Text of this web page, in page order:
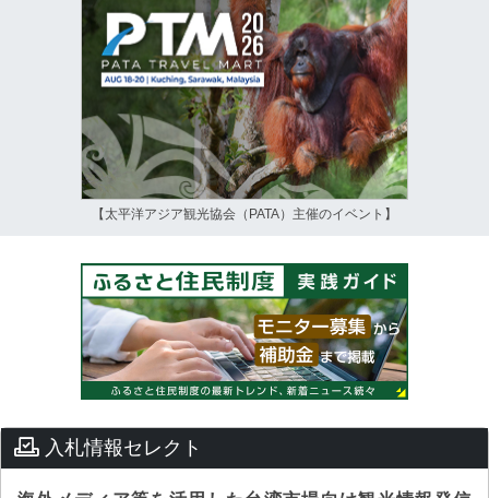
【太平洋アジア観光協会（PATA）主催のイベント】
入札情報セレクト